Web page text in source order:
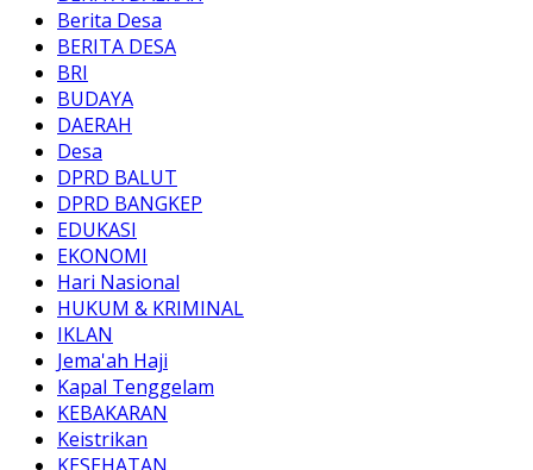
Berita Desa
BERITA DESA
BRI
BUDAYA
DAERAH
Desa
DPRD BALUT
DPRD BANGKEP
EDUKASI
EKONOMI
Hari Nasional
HUKUM & KRIMINAL
IKLAN
Jema'ah Haji
Kapal Tenggelam
KEBAKARAN
Keistrikan